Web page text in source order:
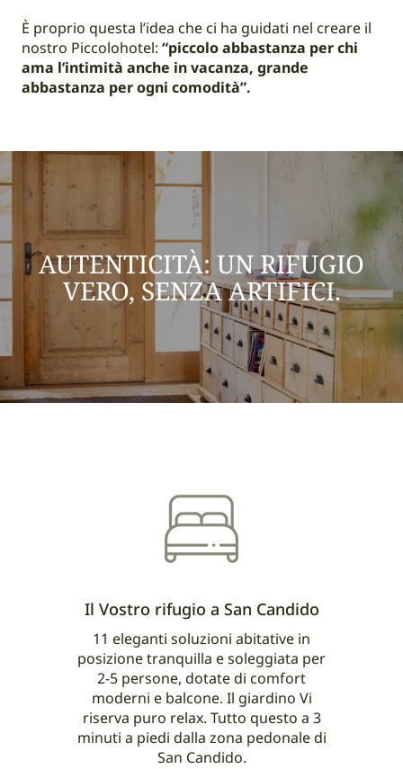
È proprio questa l’idea che ci ha guidati nel creare il
nostro Piccolohotel: “piccolo abbastanza per chi
ama l’intimità anche in vacanza, grande
abbastanza per ogni comodità”.
AUTENTICITÀ: UN RIFUGIO
VERO, SENZA ARTIFICI.
Il Vostro rifugio a San Candido
11 eleganti soluzioni abitative in
posizione tranquilla e soleggiata per
2-5 persone, dotate di comfort
moderni e balcone. Il giardino Vi
riserva puro relax. Tutto questo a 3
minuti a piedi dalla zona pedonale di
San Candido.